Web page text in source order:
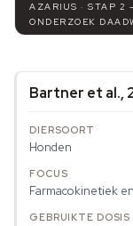
AZARIUS · STAP 2
ONDERZOEK
Bartner et al.,
Honden
Farmacokinetiek